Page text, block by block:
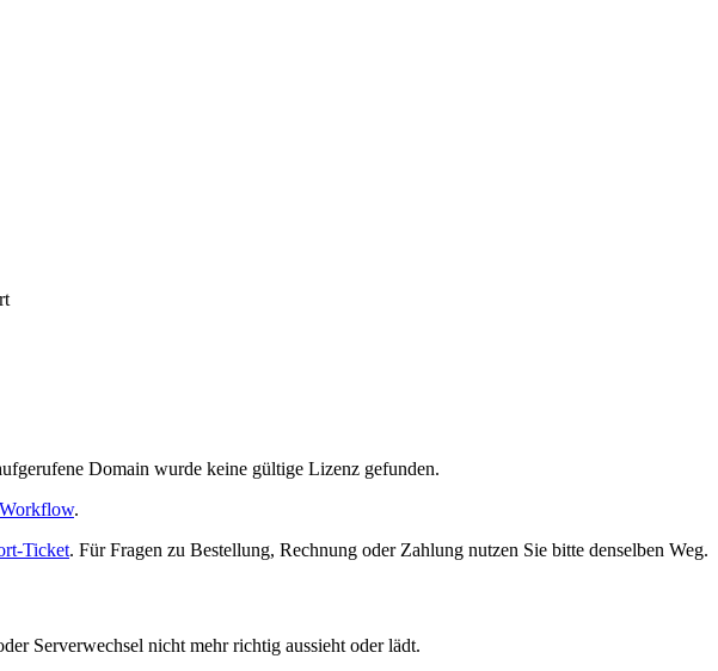
Domain wurde keine gültige Lizenz gefunden.
.
Ticket. Für Fragen zu Bestellung, Rechnung oder Zahlung nutzen Sie bitte denselben Weg.
Serverwechsel nicht mehr richtig aussieht oder lädt.